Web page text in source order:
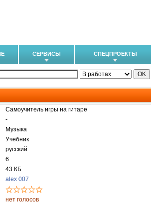
СЕРВИСЫ СПЕЦПРОЕКТЫ
Самоучитель игры на гитаре
-
Музыка
Учебник
русский
6
43 КБ
alex 007
нет голосов